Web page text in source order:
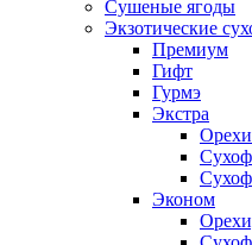
Сушеные ягоды
Экзотические
Премиум
Гифт
Гурмэ
Экстра
Эконом